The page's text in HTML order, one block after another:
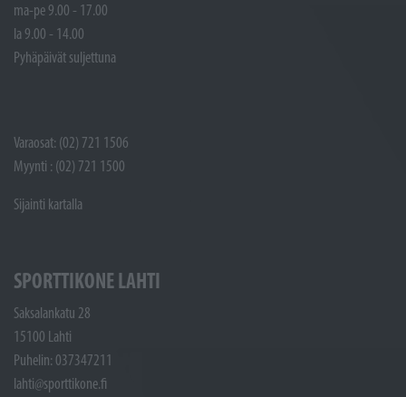
ma-pe 9.00 - 17.00
la 9.00 - 14.00
Pyhäpäivät suljettuna
Varaosat: (02) 721 1506
Myynti : (02) 721 1500
Sijainti kartalla
SPORTTIKONE LAHTI
Saksalankatu 28
15100 Lahti
Puhelin: 037347211
lahti@sporttikone.fi